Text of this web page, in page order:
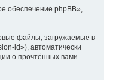
обеспечение phpBB»,
файлы, загружаемые в
id»), автоматически
о прочтённых вами